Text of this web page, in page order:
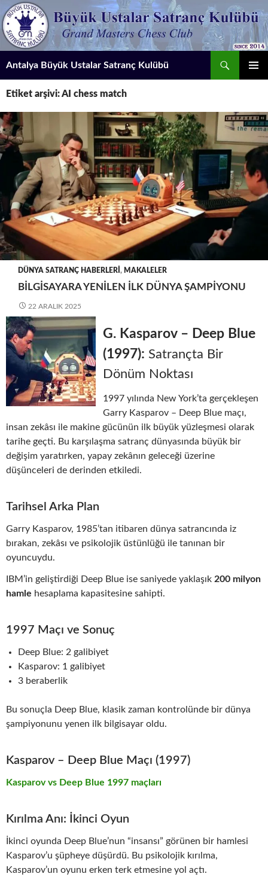
İçeriğe
atla
Antalya Büyük Ustalar Satranç Kulübü
Etiket arşivi: AI chess match
DÜNYA SATRANÇ HABERLERI , MAKALELER
BILGISAYARA YENILEN İLK DÜNYA ŞAMPIYONU
22 ARALIK 2025
G. Kasparov – Deep Blue
(1997): Satrançta Bir
Dönüm Noktası
1997 yılında New York’ta gerçekleşen
Garry Kasparov – Deep Blue maçı,
insan zekâsı ile makine gücünün ilk büyük yüzleşmesi olarak
tarihe geçti. Bu karşılaşma satranç dünyasında büyük bir
değişim yaratırken, yapay zekânın geleceği üzerine
düşünceleri de derinden etkiledi.
Tarihsel Arka Plan
Garry Kasparov, 1985’tan itibaren dünya satrancında iz
bırakan, zekâsı ve psikolojik üstünlüğü ile tanınan bir
oyuncuydu.
IBM’in geliştirdiği Deep Blue ise saniyede yaklaşık 200 milyon
hamle hesaplama kapasitesine sahipti.
1997 Maçı ve Sonuç
Deep Blue: 2 galibiyet
Kasparov: 1 galibiyet
3 beraberlik
Bu sonuçla Deep Blue, klasik zaman kontrolünde bir dünya
şampiyonunu yenen ilk bilgisayar oldu.
Kasparov – Deep Blue Maçı (1997)
Kasparov vs Deep Blue 1997 maçları
Kırılma Anı: İkinci Oyun
İkinci oyunda Deep Blue’nun “insansı” görünen bir hamlesi
Kasparov’u şüpheye düşürdü. Bu psikolojik kırılma,
Kasparov’un oyunu erken terk etmesine yol açtı.